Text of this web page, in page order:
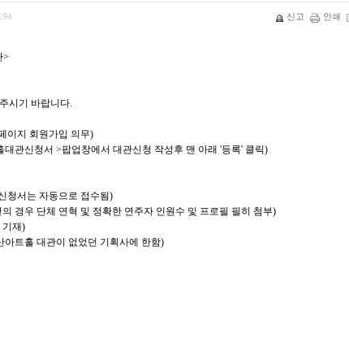
신고 인쇄
>
시기 바랍니다.
이지 회원가입 의무)
대관신청서 >팝업창에서 대관신청 작성후 맨 아래 '등록' 클릭)
청서는 자동으로 접수됨)
의 경우 단체 연혁 및 정확한 연주자 인원수 및 프로필 필히 첨부)
재)
아트홀 대관이 없었던 기획사에 한함)